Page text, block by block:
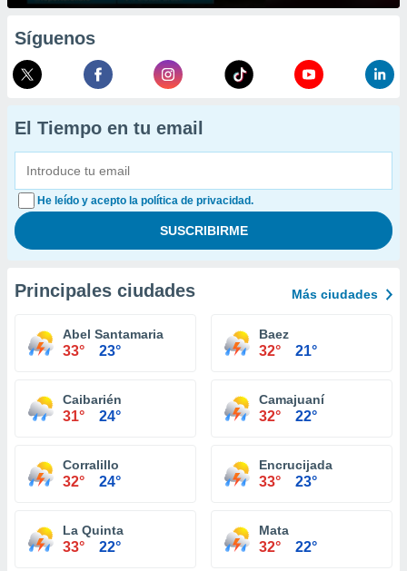
Síguenos
El Tiempo en tu email
He leído y acepto la política de privacidad.
Principales ciudades Más ciudades
Abel Santamaria
33° 23°
Baez
32° 21°
Caibarién
31° 24°
Camajuaní
32° 22°
Corralillo
32° 24°
Encrucijada
33° 23°
La Quinta
33° 22°
Mata
32° 22°